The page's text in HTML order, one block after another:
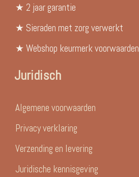
★ 2 jaar garantie
★ Sieraden met zorg verwerkt
★ Webshop keurmerk voorwaarden
Juridisch
Algemene voorwaarden
Privacy verklaring
Verzending en levering
Juridische kennisgeving